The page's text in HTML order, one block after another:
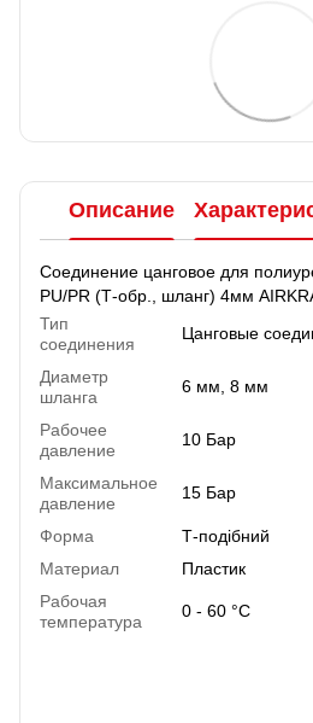
Описание
Соединение цанговое для
PU/PR (Т-обр., шланг) 4мм
Тип
соединения
Цанговые
Диаметр
шланга
6 мм, 8 мм
Рабочее
давление
10 Бар
Максимальное
давление
15 Бар
Форма
Т-подібний
Материал
Пластик
Рабочая
температура
0 - 60 °C